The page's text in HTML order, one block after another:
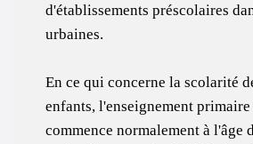
d'établissements préscolaires
urbaines.
En ce qui concerne la scolarité
enfants, l'enseignement primaire
commence normalement à l'âge